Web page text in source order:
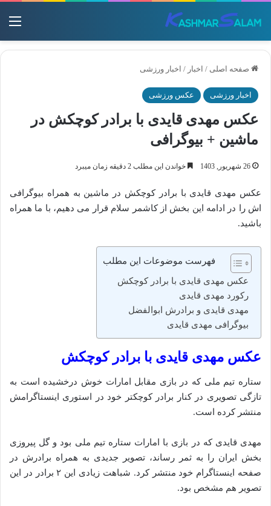
صفحه اصلی / اخبار / اخبار ورزشی
اخبار ورزشی عکس ورزشی
عکس مهدی قایدی با برادر کوچکش در
ماشین + بیوگرافی
26 شهریور, 1403 خواندن این مطلب 2 دقیقه زمان میبرد
عکس مهدی قایدی با برادر کوچکش در ماشین به همراه بیوگرافی
اش را در ادامه این بخش از کاشمر سلام قرار می دهیم، با ما همراه
باشید.
فهرست موضوعات این مطلب
عکس مهدی قایدی با برادر کوچکش
رکورد مهدی قایدی
مهدی قایدی و برادرش ابوالفضل
بیوگرافی مهدی قایدی
عکس مهدی قایدی با برادر کوچکش
ستاره تیم ملی که در بازی مقابل امارات خوش درخشیده است به
تازگی تصویری در کنار برادر کوچکتر خود در استوری اینستاگرامش
منتشر کرده است.
مهدی قایدی که در بازی با امارات ستاره تیم ملی بود و گل پیروزی‌
بخش ایران را به ثمر رساند، تصویر جدیدی به همراه برادرش در
صفحه اینستاگرام خود منتشر کرد. شباهت زیادی این ۲ برادر در این
تصویر هم مشخص بود.